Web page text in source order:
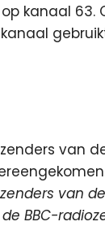
kanaal
van
van de
BBC-